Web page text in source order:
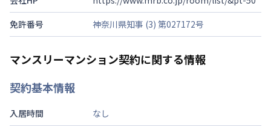
免許番号
神奈川県知事 (3) 第027172号
マンスリーマンション契約に関する情報
契約基本情報
入居時間
なし